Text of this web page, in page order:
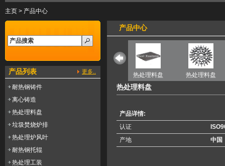
主页 > 产品中心
产品列表 更多..
耐热钢铸件
离心铸造
热处理料盘
垃圾焚烧炉排
热处理炉风叶
耐热钢托辊
热处理工装
产品中心
热处理料盘 热处理料盘 热处理料盘 热处理料盘
热处理料盘
产品详情:
认证
产地
中国